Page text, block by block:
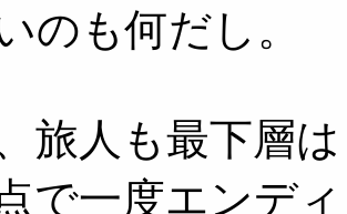
のも何だし。
旅人も最下層
で一度エンデ